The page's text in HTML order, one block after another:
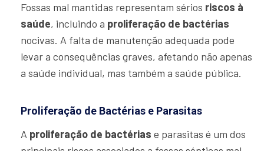
Fossas mal mantidas representam sérios riscos à
saúde, incluindo a proliferação de bactérias
nocivas. A falta de manutenção adequada pode
levar a consequências graves, afetando não apenas
a saúde individual, mas também a saúde pública.
Proliferação de Bactérias e Parasitas
A proliferação de bactérias e parasitas é um dos